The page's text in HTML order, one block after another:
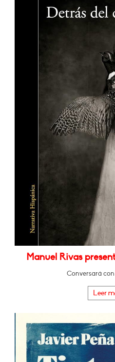
Manuel Rivas
Conversará
Leer